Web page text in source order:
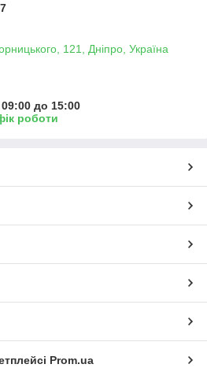
121, Дніпро, Україна
до 15:00
роботи
Prom.ua